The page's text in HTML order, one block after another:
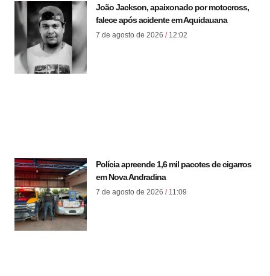
João Jackson, apaixonado por motocross,
falece após acidente em Aquidauana
7 de agosto de 2026 12:02
Polícia apreende 1,6 mil pacotes de cigarros
em Nova Andradina
7 de agosto de 2026 11:09